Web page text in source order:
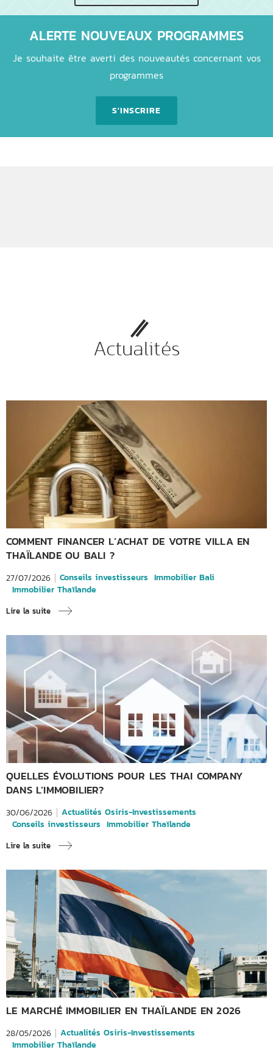
ALERTE NOUVEAUX PROGRAMMES
Je souhaite être averti des nouveautés concernant vos
programmes
S'INSCRIRE
Actualités
COMMENT FINANCER L’ACHAT DE VOTRE VILLA EN
THAÏLANDE OU BALI ?
27/07/2026 Conseils investisseurs Immobilier Bali
Immobilier Thaïlande
Lire la suite
QUELLES ÉVOLUTIONS POUR LES THAI COMPANY
DANS L’IMMOBILIER?
30/06/2026
Actualités Osiris-Investissements
Conseils investisseurs Immobilier Thaïlande
Lire la suite
LE MARCHÉ IMMOBILIER EN THAÏLANDE EN 2026
28/05/2026
Actualités Osiris-Investissements
Immobilier Thaïlande